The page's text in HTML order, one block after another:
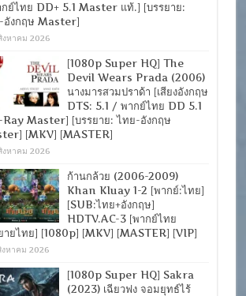
ย์ไทย DD+ 5.1 Master แท้.] [บรรยาย:
อังกฤษ Master]
งหาคม 2026
[1080p Super HQ] The
Devil Wears Prada (2006)
นางมารสวมปราด้า [เสียงอังกฤษ
DTS: 5.1 / พากย์ไทย DD 5.1
Master] [บรรยาย: ไทย-อังกฤษ
[MKV] [MASTER]
งหาคม 2026
ก้านกล้วย (2006-2009)
Khan Kluay 1-2 [พากย์:ไทย]
[SUB:ไทย+อังกฤษ]
HDTV.AC-3 [พากย์ไทย
ายไทย] [1080p] [MKV] [MASTER] [VIP]
งหาคม 2026
[1080p Super HQ] Sakra
(2023) เฉียวฟง จอมยุทธ์ไร้